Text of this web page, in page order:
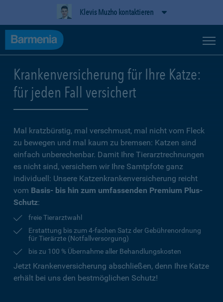
Klevis Muzho kontaktieren
Krankenversicherung für Ihre Katze:
für jeden Fall versichert
Mal kratzbürstig, mal verschmust, mal nicht vom Fleck
zu bewegen und mal kaum zu bremsen: Katzen sind
einfach unberechenbar. Damit Ihre Tierarztrechnungen
es nicht sind, versichern wir Ihre Samtpfote ganz
individuell: Unsere Katzenkrankenversicherung reicht
vom Basis- bis hin zum umfassenden Premium Plus-
Schutz:
freie Tierarztwahl
Erstattung bis zum 4-fachen Satz der Gebührenordnung
für Tierärzte (Notfallversorgung)
bis zu 100 % Übernahme aller Behandlungskosten
Jetzt Krankenversicherung abschließen, denn Ihre Katze
erhält bei uns den bestmöglichen Schutz!